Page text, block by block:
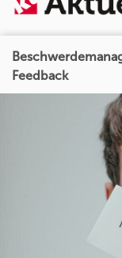
Feedback